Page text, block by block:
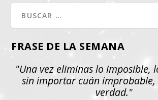
FRASE DE LA SEMANA
"Una vez eliminas lo imposible,
sin importar cuán improbable,
verdad."